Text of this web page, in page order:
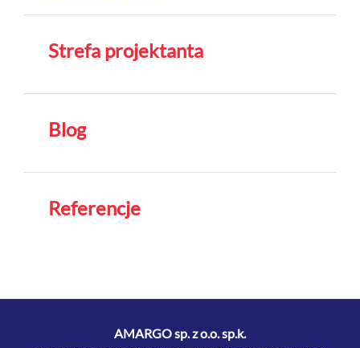
Strefa projektanta
Blog
Referencje
AMARGO sp. z o.o. sp.k.